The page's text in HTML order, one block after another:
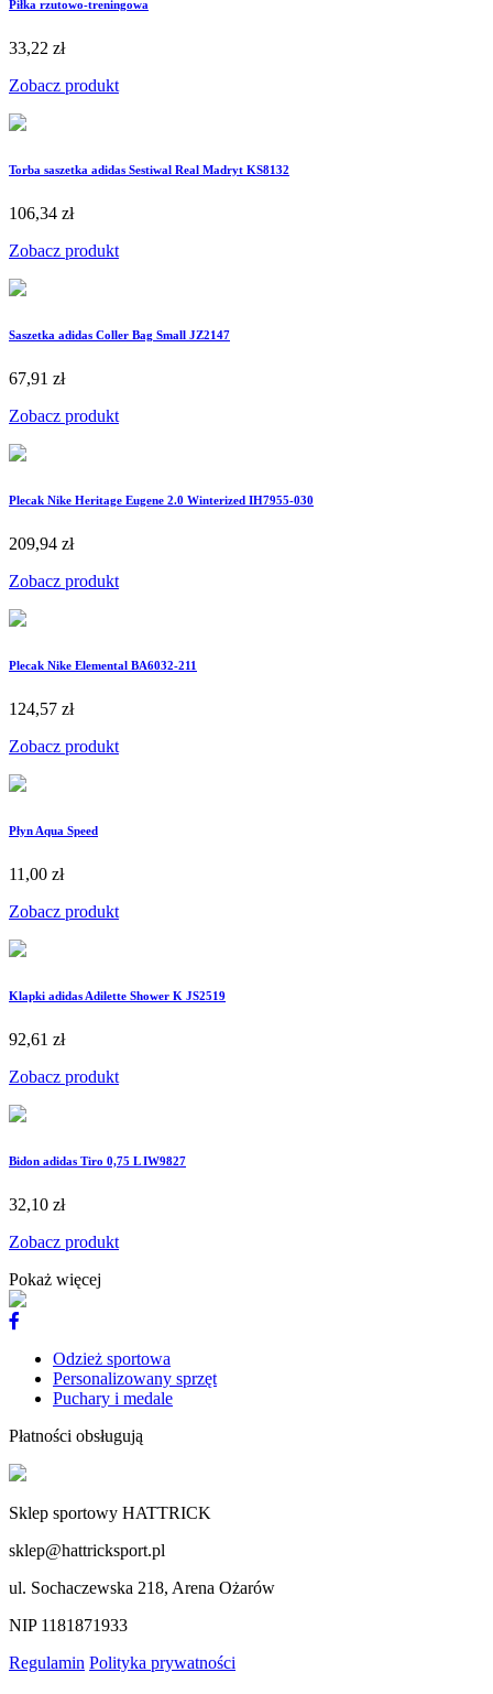
Piłka rzutowo-treningowa
33,22 zł
Zobacz produkt
Torba saszetka adidas Sestiwal Real Madryt KS8132
106,34 zł
Zobacz produkt
Saszetka adidas Coller Bag Small JZ2147
67,91 zł
Zobacz produkt
Plecak Nike Heritage Eugene 2.0 Winterized IH7955-030
209,94 zł
Zobacz produkt
Plecak Nike Elemental BA6032-211
124,57 zł
Zobacz produkt
Płyn Aqua Speed
11,00 zł
Zobacz produkt
Klapki adidas Adilette Shower K JS2519
92,61 zł
Zobacz produkt
Bidon adidas Tiro 0,75 L IW9827
32,10 zł
Zobacz produkt
Pokaż więcej
Odzież sportowa
Personalizowany sprzęt
Puchary i medale
Płatności obsługują
Sklep sportowy HATTRICK
sklep@hattricksport.pl
ul. Sochaczewska 218, Arena Ożarów
NIP 1181871933
Regulamin Polityka prywatności